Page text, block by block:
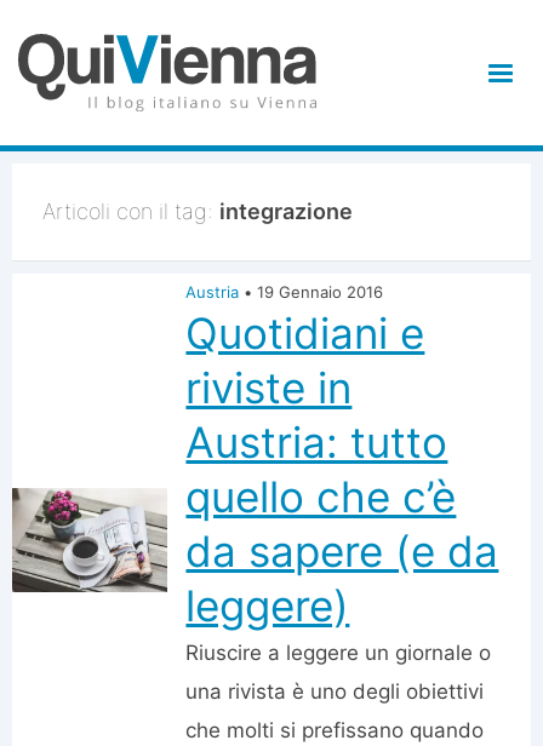
Articoli con il tag: integrazione
Austria • 19 Gennaio 2016
Quotidiani e
riviste in
Austria: tutto
quello che c’è
da sapere (e da
leggere)
Riuscire a leggere un giornale o
una rivista è uno degli obiettivi
che molti si prefissano quando